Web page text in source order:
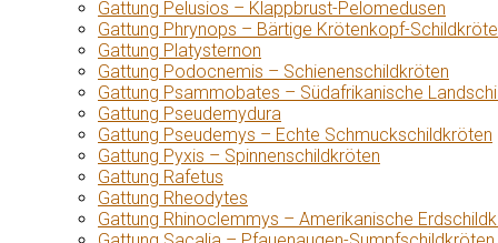
Gattung Pelusios – Klappbrust-Pelomedusen
Gattung Phrynops – Bärtige Krötenkopf-
Gattung Platysternon
Gattung Podocnemis – Schienenschildkröten
Gattung Psammobates – Südafrikanische
Gattung Pseudemydura
Gattung Pseudemys – Echte Schmuckschildkröten
Gattung Pyxis – Spinnenschildkröten
Gattung Rafetus
Gattung Rheodytes
Gattung Rhinoclemmys – Amerikanische